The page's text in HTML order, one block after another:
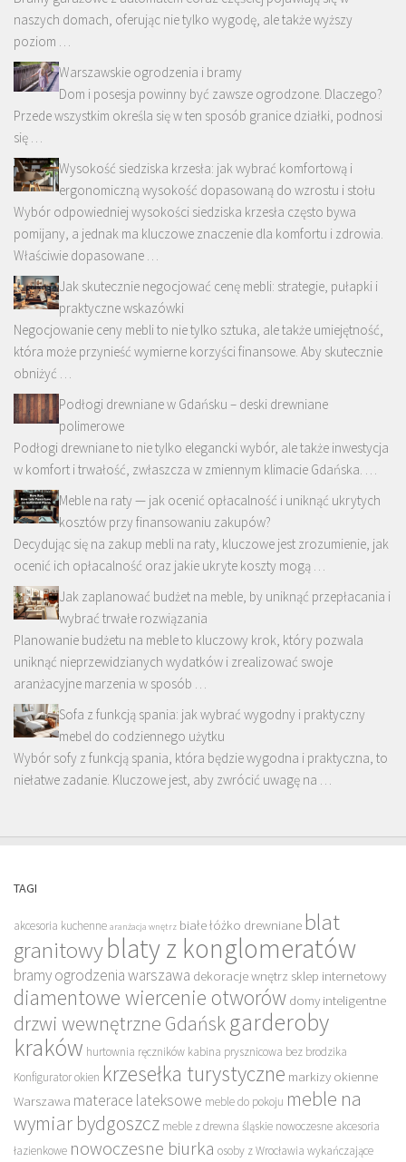
naszych domach, oferując nie tylko wygodę, ale także wyższy
poziom …
Warszawskie ogrodzenia i bramy
Dom i posesja powinny być zawsze ogrodzone. Dlaczego?
Przede wszystkim określa się w ten sposób granice działki, podnosi
się …
Wysokość siedziska krzesła: jak wybrać komfortową i
ergonomiczną wysokość dopasowaną do wzrostu i stołu
Wybór odpowiedniej wysokości siedziska krzesła często bywa
pomijany, a jednak ma kluczowe znaczenie dla komfortu i zdrowia.
Właściwie dopasowane …
Jak skutecznie negocjować cenę mebli: strategie, pułapki i
praktyczne wskazówki
Negocjowanie ceny mebli to nie tylko sztuka, ale także umiejętność,
która może przynieść wymierne korzyści finansowe. Aby skutecznie
obniżyć …
Podłogi drewniane w Gdańsku – deski drewniane
polimerowe
Podłogi drewniane to nie tylko elegancki wybór, ale także inwestycja
w komfort i trwałość, zwłaszcza w zmiennym klimacie Gdańska. …
Meble na raty — jak ocenić opłacalność i uniknąć ukrytych
kosztów przy finansowaniu zakupów?
Decydując się na zakup mebli na raty, kluczowe jest zrozumienie, jak
ocenić ich opłacalność oraz jakie ukryte koszty mogą …
Jak zaplanować budżet na meble, by uniknąć przepłacania i
wybrać trwałe rozwiązania
Planowanie budżetu na meble to kluczowy krok, który pozwala
uniknąć nieprzewidzianych wydatków i zrealizować swoje
aranżacyjne marzenia w sposób …
Sofa z funkcją spania: jak wybrać wygodny i praktyczny
mebel do codziennego użytku
Wybór sofy z funkcją spania, która będzie wygodna i praktyczna, to
niełatwe zadanie. Kluczowe jest, aby zwrócić uwagę na …
TAGI
akcesoria kuchenne aranżacja wnętrz białe łóżko drewniane blat
granitowyblaty z konglomeratów
bramy ogrodzenia warszawa dekoracje wnętrz sklep internetowy
diamentowe wiercenie otworów domy inteligentne
drzwi wewnętrzne Gdańsk garderoby
kraków hurtownia ręczników kabina prysznicowa bez brodzika
Konfigurator okien krzesełka turystyczne markizy okienne
Warszawa materace lateksowe meble do pokoju meble na
wymiar bydgoszcz meble z drewna śląskie nowoczesne akcesoria
łazienkowe nowoczesne biurka osoby z Wrocławia wykańczające